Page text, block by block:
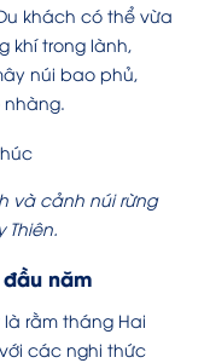
khách có thể vừa
khí trong lành,
núi bao phủ,
và cảnh núi rừng
Thiên.
năm
rằm tháng Hai
các nghi thức